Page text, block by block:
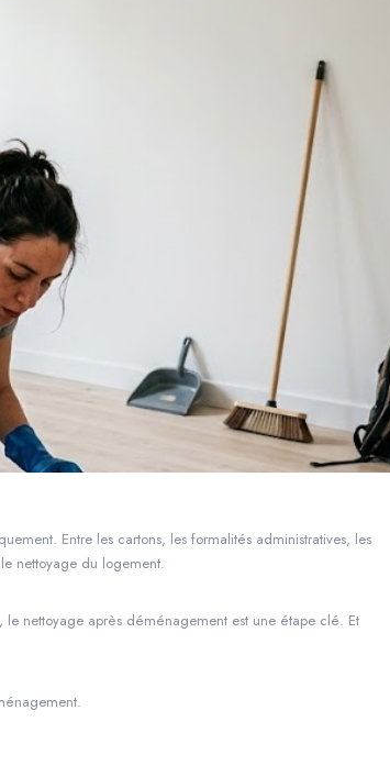
Entre les cartons, les formalités administratives, les
nettoyage du logement.
nettoyage après déménagement est une étape clé. Et